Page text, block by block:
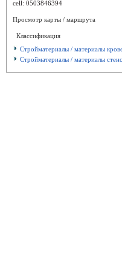
cell: 0503846394
Просмотр карты / маршрута
Классификация
Стройматериалы / материалы
Стройматериалы / материалы